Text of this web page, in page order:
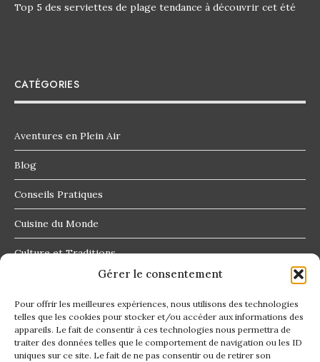
Gérer le consentement
Pour offrir les meilleures expériences, nous utilisons des technologies
telles que les cookies pour stocker et/ou accéder aux informations des
appareils. Le fait de consentir à ces technologies nous permettra de
traiter des données telles que le comportement de navigation ou les ID
uniques sur ce site. Le fait de ne pas consentir ou de retirer son
Top 5 des serviettes de plage tendance à découvrir cet été
CATÉGORIES
Aventures en Plein Air
Blog
Conseils Pratiques
Cuisine du Monde
Culture et Traditions